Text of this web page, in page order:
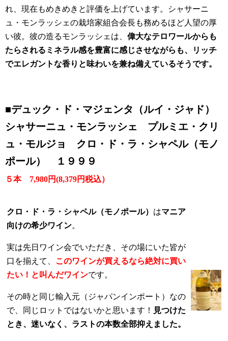
れ、現在もめきめきと評価を上げています。シャサーニ
ュ・モンラッシェの栽培家組合会長も務めるほど人望の厚
い彼。彼の造るモンラッシェは、 偉大なテロワールからも
たらされるミネラル感を豊富に感じさせながらも、リッチ
でエレガントな香りと味わいを兼ね備えているそうです。
■デュック・ド・マジェンタ（ルイ・ジャド）
シャサーニュ・モンラッシェ プルミエ・クリ
ュ・モルジョ クロ・ド・ラ・シャペル（モノ
ポール） １９９９
５本7,980円(8,379円税込）
クロ・ド・ラ・シャペル（モノポール） はマニア
向けの希少ワイン。
実は先日ワイン会でいただき、その場にいた皆が
口を揃えて、 このワインが買えるなら絶対に買い
たい！と叫んだワインです。
その時と同じ輸入元（ジャパンインポート）なの
で、同じロットではないかと思います！ 見つけた
とき、迷いなく、ラストの本数全部抑えました。